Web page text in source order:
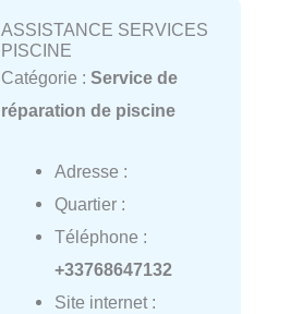
ASSISTANCE SERVICES
PISCINE
Catégorie : Service de
réparation de piscine
Adresse :
Quartier :
Téléphone :
+33768647132
Site internet :